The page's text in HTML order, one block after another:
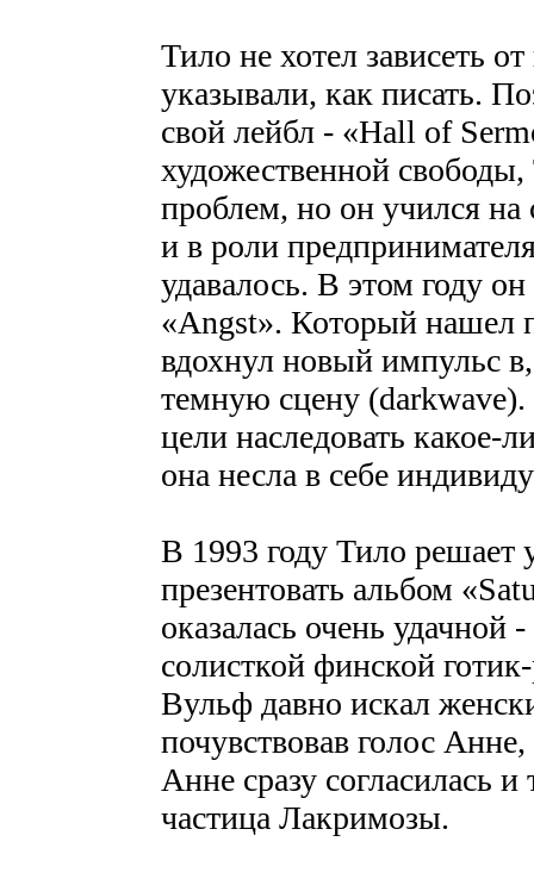
Тило не хотел зависеть
указывали, как писать.
свой лейбл - «Hall of
художественной
проблем, но он учился
и в роли
удавалось. В этом году
«Angst». Который нашел
вдохнул новый импульс
темную сцену
цели наследовать какое-
она несла в себе
В 1993 году Тило решает
презентовать альбом
оказалась очень
солисткой финской
Вульф давно искал
почувствовав голос
Анне сразу согласилась
частица Лакримозы.